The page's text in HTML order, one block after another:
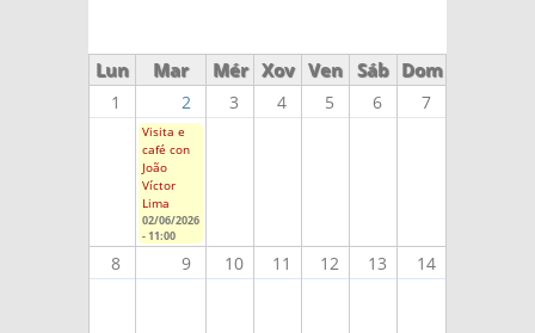
Lun Mar Mér Xov Ven Sáb Dom
1 2 3 4 5 6 7
Visita e
café con
João
Víctor
Lima
02/06/2026
- 11:00
8 9 10 11 12 13 14